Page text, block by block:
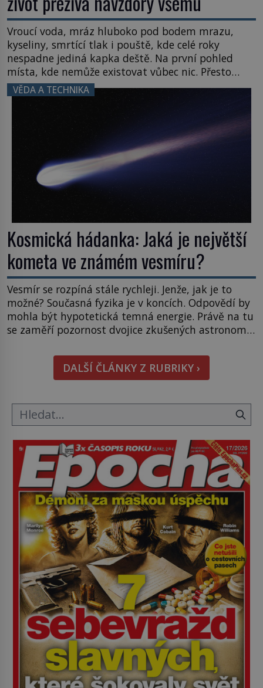
Vroucí voda, mráz hluboko pod bodem mrazu,
kyseliny, smrtící tlak i pouště, kde celé roky
nespadne jediná kapka deště. Na první pohled
místa, kde nemůže existovat vůbec nic. Přesto
právě tady vědci objevují organismy, které
posouvají hranice života. Každý nový nález mění
napovídá, kde bychom jednou […]
VĚDA A TECHNIKA
Kosmická hádanka: Jaká je největší
kometa ve známém vesmíru?
Vesmír se rozpíná stále rychleji. Jenže, jak je to
možné? Současná fyzika je v koncích. Odpovědí by
mohla být hypotetická temná energie. Právě na tu
se zaměří pozornost dvojice zkušených astronomů.
hmatatelnějšího. Naprosto rekordní kometu!
Astronomové Pedro Bernardinelli a Gary Bernstein
mravenčí prací zkoumají archivní snímky v rámci
DALŠÍ ČLÁNKY Z RUBRIKY ›